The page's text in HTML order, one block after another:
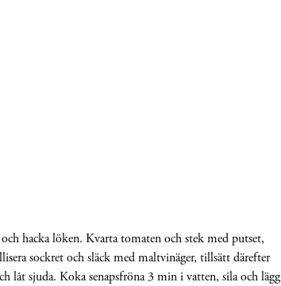
hacka löken. Kvarta tomaten och stek med putset,
sockret och släck med maltvinäger, tillsätt därefter
låt sjuda. Koka senapsfröna 3 min i vatten, sila och lägg